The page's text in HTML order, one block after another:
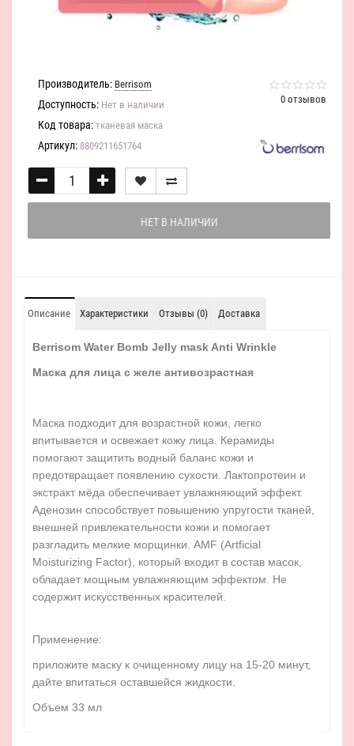
0 отзывов
Производитель: Berrisom
Доступность: Нет в наличии
Код товара: тканевая маска
Артикул: 8809211651764
НЕТ В НАЛИЧИИ
Описание Характеристики Отзывы (0) Доставка
Berrisom Water Bomb Jelly mask Anti Wrinkle
Маска для лица с желе антивозрастная
Маска подходит для возрастной кожи, легко
впитывается и освежает кожу лица. Керамиды
помогают защитить водный баланс кожи и
предотвращает появлению сухости. Лактопротеин и
экстракт мёда обеспечивает увлажняющий эффект.
Аденозин способствует повышению упругости тканей,
внешней привлекательности кожи и помогает
разгладить мелкие морщинки. AMF (Artficial
Moisturizing Factor), который входит в состав масок,
обладает мощным увлажняющим эффектом. Не
содержит искусственных красителей.
Применение:
приложите маску к очищенному лицу на 15-20 минут,
дайте впитаться оставшейся жидкости.
Объем 33 мл